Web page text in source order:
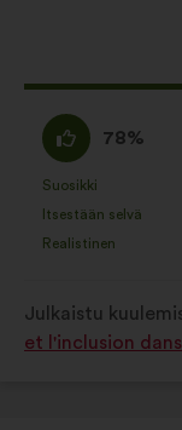
samaa
mieltä
:
78%
seuraavasti:
Suosikki
:kertaa
Itsestään selvä
:kertaa
Realistinen
:kertaa
Julkaistu
et l'inclusion